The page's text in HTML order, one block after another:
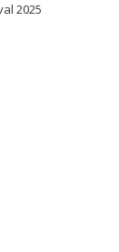
2025